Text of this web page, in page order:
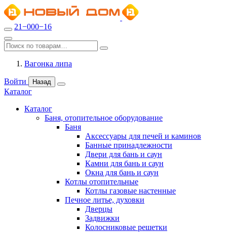
21−000−16
Вагонка липа
Войти Назад
Каталог
Каталог
Баня, отопительное оборудование
Баня
Аксессуары для печей и каминов
Банные принадлежности
Двери для бань и саун
Камни для бань и саун
Окна для бань и саун
Котлы отопительные
Котлы газовые настенные
Печное литье, духовки
Дверцы
Задвижки
Колосниковые решетки